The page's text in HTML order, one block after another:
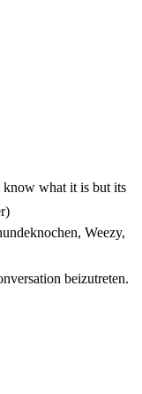
what it is but its
, Weezy,
beizutreten.